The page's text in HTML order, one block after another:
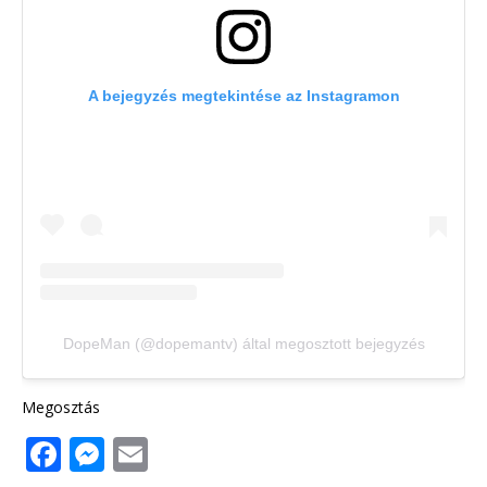
A bejegyzés megtekintése az Instagramon
DopeMan (@dopemantv) által megosztott bejegyzés
Megosztás
F M